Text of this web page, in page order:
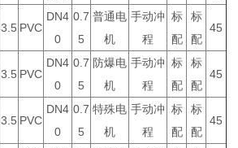
3.5 PVC
DN4
0
0.7
5
普通电
机
手动冲
程
标
配
标
配
45
3.5 PVC
DN4
0
0.7
5
防爆电
机
手动冲
程
标
配
标
配
45
3.5 PVC
DN4
0
0.7
5
特殊电
机
手动冲
程
标
配
标
配
45